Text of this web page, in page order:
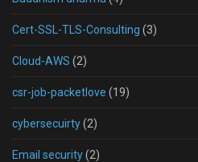
Cert-SSL-TLS-Consulting (3)
Cloud-AWS (2)
csr-job-packetlove (19)
cybersecuirty(2)
Email security(2)